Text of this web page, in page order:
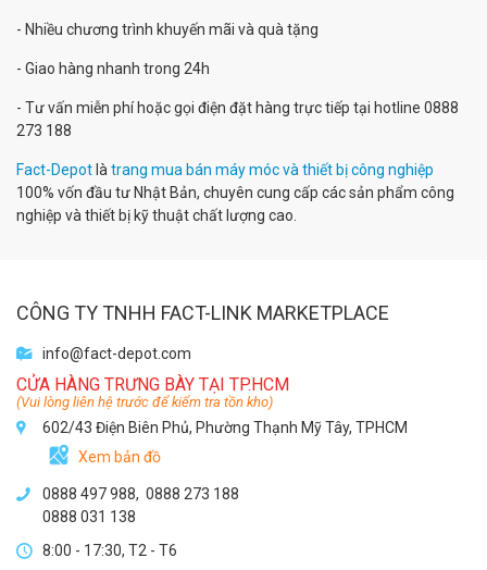
- Nhiều chương trình khuyến mãi và quà tặng
- Giao hàng nhanh trong 24h
- Tư vấn miễn phí hoặc gọi điện đặt hàng trực tiếp tại hotline 0888
273 188
Fact-Depot là trang mua bán máy móc và thiết bị công nghiệp
100% vốn đầu tư Nhật Bản, chuyên cung cấp các sản phẩm công
nghiệp và thiết bị kỹ thuật chất lượng cao.
CÔNG TY TNHH FACT-LINK MARKETPLACE
info@fact-depot.com
CỬA HÀNG TRƯNG BÀY TẠI TP.HCM
(Vui lòng liên hệ trước để kiểm tra tồn kho)
602/43 Điện Biên Phủ, Phường Thạnh Mỹ Tây, TPHCM
Xem bản đồ
0888 497 988, 0888 273 188
0888 031 138
8:00 - 17:30, T2 - T6